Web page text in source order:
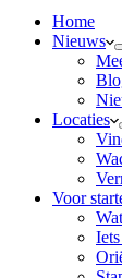
Home
Nieuws
Locaties
Voor